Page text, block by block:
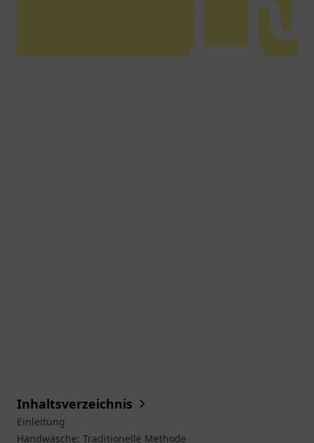
Inhaltsverzeichnis
Einleitung
Handwäsche: Traditionelle Methode